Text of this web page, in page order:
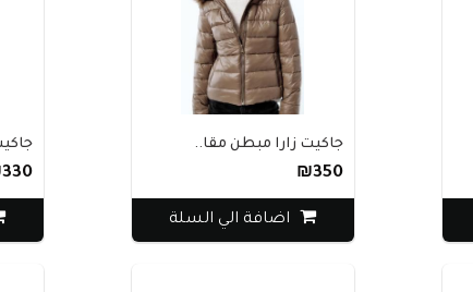
جاكيت زارا مبطن مقا..
₪350
اضافة الي السلة